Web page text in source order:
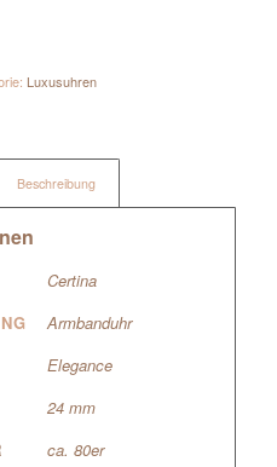
Luxusuhren
Beschreibung
Certina
Armbanduhr
Elegance
24 mm
ca. 80er